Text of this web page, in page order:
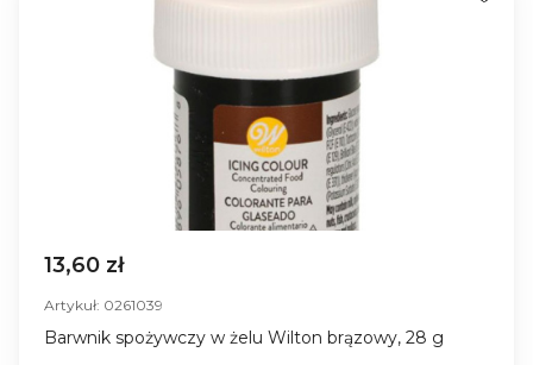
13,60 zł
Artykuł: 0261039
Barwnik spożywczy w żelu Wilton brązowy, 28 g